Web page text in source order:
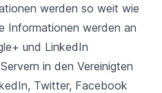
werden so weit wie
Informationen werden an
und LinkedIn
in den Vereinigten
Twitter, Facebook